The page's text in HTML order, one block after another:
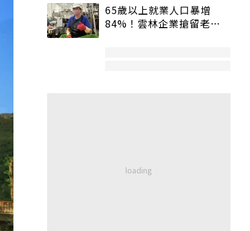
65歲以上就業人口暴增
84%！雲林企業搶留老員